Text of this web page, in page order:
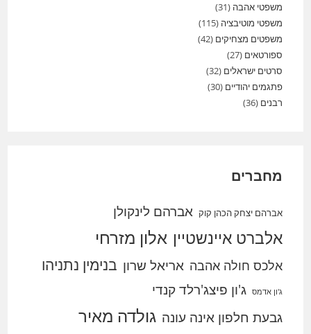
משפטי אהבה (31)
משפטי מוטיבציה (115)
משפטים מצחיקים (42)
ספורטאים (27)
סרטים ישראלים (32)
פתגמים יהודיים (30)
רבנים (36)
מחברים
אברהם יצחק הכהן קוק אברהם לינקולן
אלברט איינשטיין אלון מזרחי
אלכס חולה אהבה אריאל שרון בנימין נתניהו
ג'ון אדמס ג'ון פיצג'רלד קנדי
גבעת חלפון אינה עונה גולדה מאיר